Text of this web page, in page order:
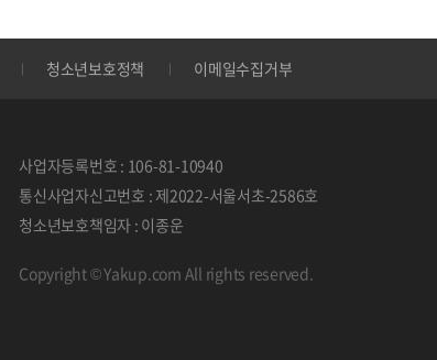
청소년보호정책 이메일수집거부
사업자등록번호 : 106-81-10940
통신사업자신고번호 : 제2022-서울서초-2586호
청소년보호책임자 : 이종운
Copyright © Yakup.com All rights reserved.